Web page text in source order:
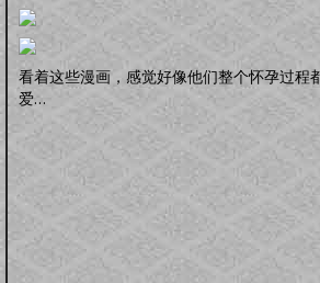
看着这些漫画，感觉好像他们整个怀孕过程
爱…